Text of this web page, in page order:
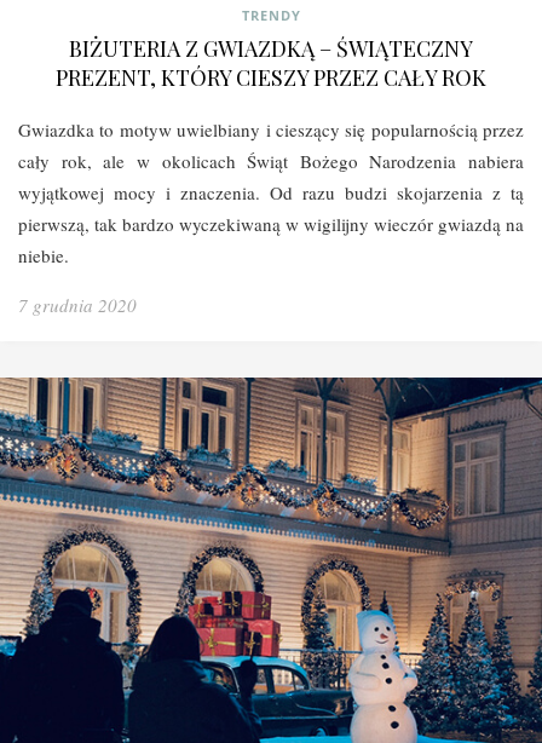
TRENDY
BIŻUTERIA Z GWIAZDKĄ – ŚWIĄTECZNY
PREZENT, KTÓRY CIESZY PRZEZ CAŁY ROK
Gwiazdka to motyw uwielbiany i cieszący się popularnością przez
cały rok, ale w okolicach Świąt Bożego Narodzenia nabiera
wyjątkowej mocy i znaczenia. Od razu budzi skojarzenia z tą
pierwszą, tak bardzo wyczekiwaną w wigilijny wieczór gwiazdą na
niebie.
7 grudnia 2020